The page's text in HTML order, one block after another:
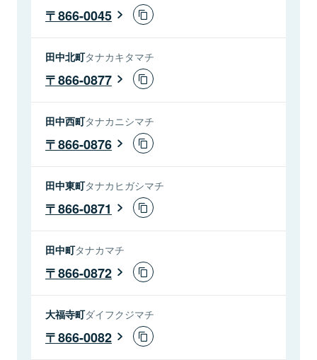
866-0045
田中北町タナカキタマチ
866-0877
田中西町タナカニシマチ
866-0876
田中東町タナカヒガシマチ
866-0871
田中町タナカマチ
866-0872
大福寺町ダイフクジマチ
866-0082